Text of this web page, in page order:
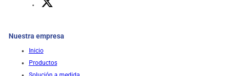
Nuestra empresa
Inicio
Productos